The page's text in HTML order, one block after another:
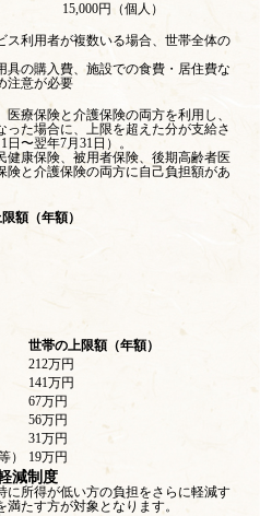
15,000円（個人）
ス利用者が複数いる場合、世帯全体の
具の購入費、施設での食費・居住費な
注意が必要
医療保険と介護保険の両方を利用し、
た場合に、上限を超えた分が支給さ
〜翌年7月31日）。
康保険、被用者保険、後期高齢者医
と介護保険の両方に自己負担額があ
額（年額）
世帯の上限額（年額）
212万円
141万円
67万円
56万円
31万円
）
19万円
減制度
に所得が低い方の負担をさらに軽減す
たす方が対象となります。